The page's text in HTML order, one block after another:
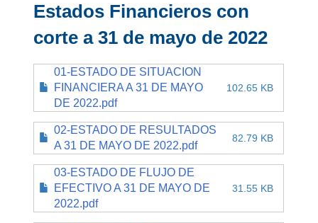
Estados Financieros con
corte a 31 de mayo de 2022
01-ESTADO DE SITUACION
FINANCIERA A 31 DE MAYO
DE 2022.pdf
102.65 KB
02-ESTADO DE RESULTADOS
A 31 DE MAYO DE 2022.pdf
82.79 KB
03-ESTADO DE FLUJO DE
EFECTIVO A 31 DE MAYO DE
2022.pdf
31.55 KB